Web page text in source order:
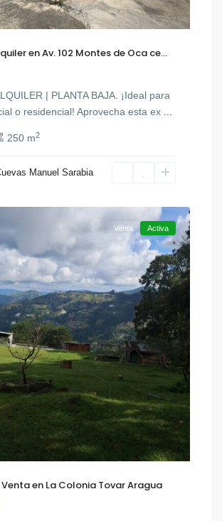
en Av. 102 Montes de Oca ce...
| PLANTA BAJA. ¡Ideal para
o residencial! Aprovecha esta ex ...
250 m2
Manuel Sarabia
Venta Activa
Venta en La Colonia Tovar Aragua